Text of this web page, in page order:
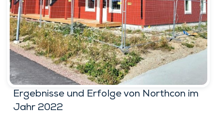
Für Architekten
Für Immobilienentwickler
Für Händler
Für staatliche und öffentliche Bauträger
Stellenangebote
Ergebnisse und Erfolge von Northcon im
Jahr 2022